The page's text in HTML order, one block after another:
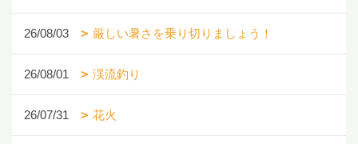
26/08/03 厳しい暑さを乗り切りましょう！
26/08/01 渓流釣り
26/07/31 花火